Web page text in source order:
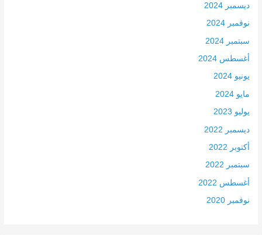
ديسمبر 2024
نوفمبر 2024
سبتمبر 2024
أغسطس 2024
يونيو 2024
مايو 2024
يوليو 2023
ديسمبر 2022
أكتوبر 2022
سبتمبر 2022
أغسطس 2022
نوفمبر 2020